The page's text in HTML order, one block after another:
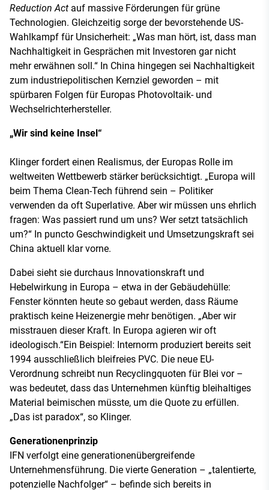
Reduction Act auf massive Förderungen für grüne
Technologien. Gleichzeitig sorge der bevorstehende US-
Wahlkampf für Unsicherheit: „Was man hört, ist, dass man
Nachhaltigkeit in Gesprächen mit Investoren gar nicht
mehr erwähnen soll.“ In China hingegen sei Nachhaltigkeit
zum industriepolitischen Kernziel geworden – mit
spürbaren Folgen für Europas Photovoltaik- und
Wechselrichterhersteller.
„Wir sind keine Insel“
Klinger fordert einen Realismus, der Europas Rolle im
weltweiten Wettbewerb stärker berücksichtigt. „Europa will
beim Thema Clean-Tech führend sein – Politiker
verwenden da oft Superlative. Aber wir müssen uns ehrlich
fragen: Was passiert rund um uns? Wer setzt tatsächlich
um?“ In puncto Geschwindigkeit und Umsetzungskraft sei
China aktuell klar vorne.
Dabei sieht sie durchaus Innovationskraft und
Hebelwirkung in Europa – etwa in der Gebäudehülle:
Fenster könnten heute so gebaut werden, dass Räume
praktisch keine Heizenergie mehr benötigen. „Aber wir
misstrauen dieser Kraft. In Europa agieren wir oft
ideologisch.“Ein Beispiel: Internorm produziert bereits seit
1994 ausschließlich bleifreies PVC. Die neue EU-
Verordnung schreibt nun Recyclingquoten für Blei vor –
was bedeutet, dass das Unternehmen künftig bleihaltiges
Material beimischen müsste, um die Quote zu erfüllen.
„Das ist paradox“, so Klinger.
Generationenprinzip
IFN verfolgt eine generationenübergreifende
Unternehmensführung. Die vierte Generation – „talentierte,
potenzielle Nachfolger“ – befinde sich bereits in